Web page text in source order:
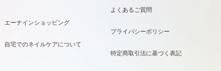
エーナインショッピング
自宅でのネイルケアについて
よくあるご質問
プライバシーポリシー
特定商取引法に基づく表記